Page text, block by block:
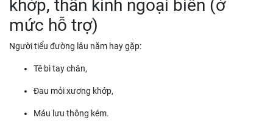
khớp, thần kinh ngoại biên (ở
mức hỗ trợ)
Người tiểu đường lâu năm hay gặp:
Tê bì tay chân,
Đau mỏi xương khớp,
Máu lưu thông kém.